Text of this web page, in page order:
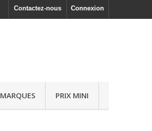
Connexion
Contactez-nous
MARQUES PRIX MINI